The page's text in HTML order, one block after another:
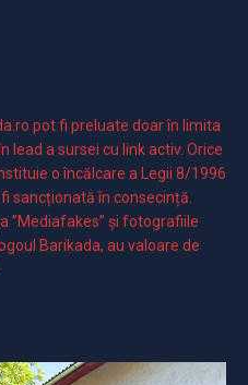
pot fi preluate doar în limita
lead a sursei cu link activ. Orice
o încălcare a Legii 8/1996
sancționată în consecință.
”Mediafakes” și fotografiile
Barikada, au valoare de